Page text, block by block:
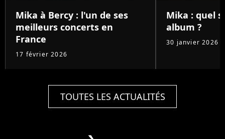
Mika à Bercy : l'un de ses
meilleurs concerts en
France
17 février 2026
Mika : quel
album ?
30 janvier 2026
TOUTES LES ACTUALITÉS